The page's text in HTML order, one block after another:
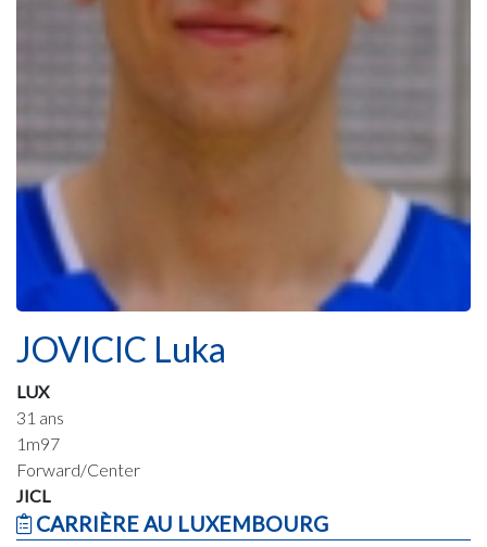
JOVICIC Luka
LUX
31 ans
1m97
Forward/Center
JICL
CARRIÈRE AU LUXEMBOURG